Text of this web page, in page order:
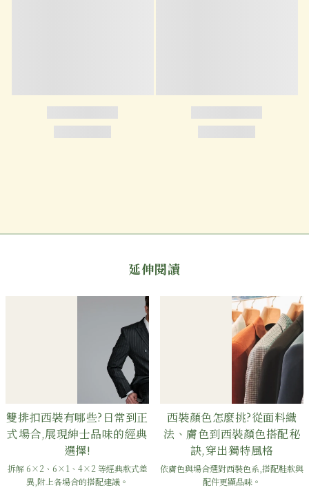
延伸閱讀
雙排扣西裝有哪些?日常到正
式場合,展現紳士品味的經典
選擇!
拆解 6×2、6×1、4×2 等經典款式差
異,附上各場合的搭配建議。
西裝顏色怎麼挑?從面料織
法、膚色到西裝顏色搭配秘
訣,穿出獨特風格
依膚色與場合選對西裝色系,搭配鞋款與
配件更顯品味。